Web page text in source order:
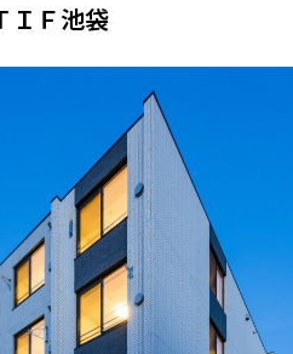
新着情報から探す
新着募集情報
社宅紹介
【仲介会社様向け】当社仲介
事業部取り扱い物件入居申
ＩＦ池袋